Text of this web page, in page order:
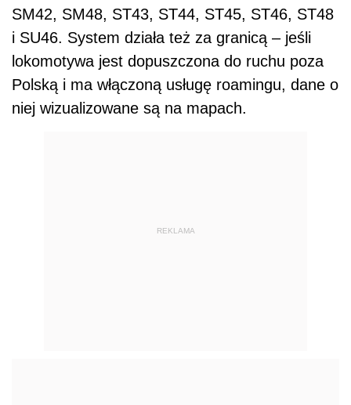
SM42, SM48, ST43, ST44, ST45, ST46, ST48
i SU46. System działa też za granicą – jeśli
lokomotywa jest dopuszczona do ruchu poza
Polską i ma włączoną usługę roamingu, dane o
niej wizualizowane są na mapach.
REKLAMA